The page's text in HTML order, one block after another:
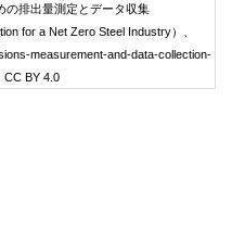
の排出量測定とデータ収集
for a Net Zero Steel Industry）、
measurement-and-data-collection-
CC BY 4.0